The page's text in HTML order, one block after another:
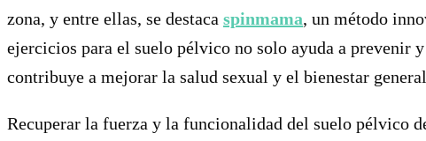
zona, y entre ellas, se destaca spinmama, un método
ejercicios para el suelo pélvico no solo ayuda a prevenir
contribuye a mejorar la salud sexual y el bienestar
Recuperar la fuerza y la funcionalidad del suelo pélvico